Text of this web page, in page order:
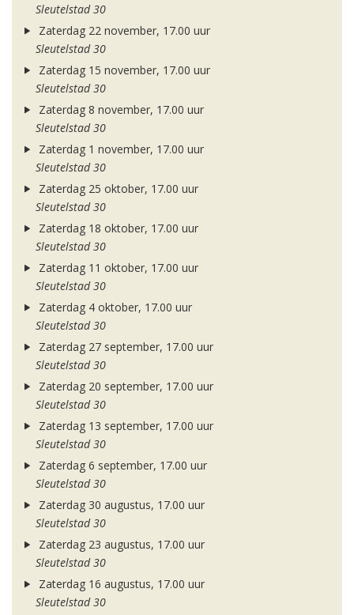
Sleutelstad 30
Zaterdag 22 november, 17.00 uur
Sleutelstad 30
Zaterdag 15 november, 17.00 uur
Sleutelstad 30
Zaterdag 8 november, 17.00 uur
Sleutelstad 30
Zaterdag 1 november, 17.00 uur
Sleutelstad 30
Zaterdag 25 oktober, 17.00 uur
Sleutelstad 30
Zaterdag 18 oktober, 17.00 uur
Sleutelstad 30
Zaterdag 11 oktober, 17.00 uur
Sleutelstad 30
Zaterdag 4 oktober, 17.00 uur
Sleutelstad 30
Zaterdag 27 september, 17.00 uur
Sleutelstad 30
Zaterdag 20 september, 17.00 uur
Sleutelstad 30
Zaterdag 13 september, 17.00 uur
Sleutelstad 30
Zaterdag 6 september, 17.00 uur
Sleutelstad 30
Zaterdag 30 augustus, 17.00 uur
Sleutelstad 30
Zaterdag 23 augustus, 17.00 uur
Sleutelstad 30
Zaterdag 16 augustus, 17.00 uur
Sleutelstad 30